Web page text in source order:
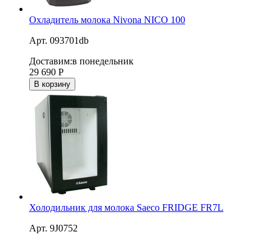
Охладитель молока Nivona NICO 100
Арт. 093701db
Доставим:в понедельник
29 690 Р
В корзину
Холодильник для молока Saeco FRIDGE FR7L
Арт. 9J0752